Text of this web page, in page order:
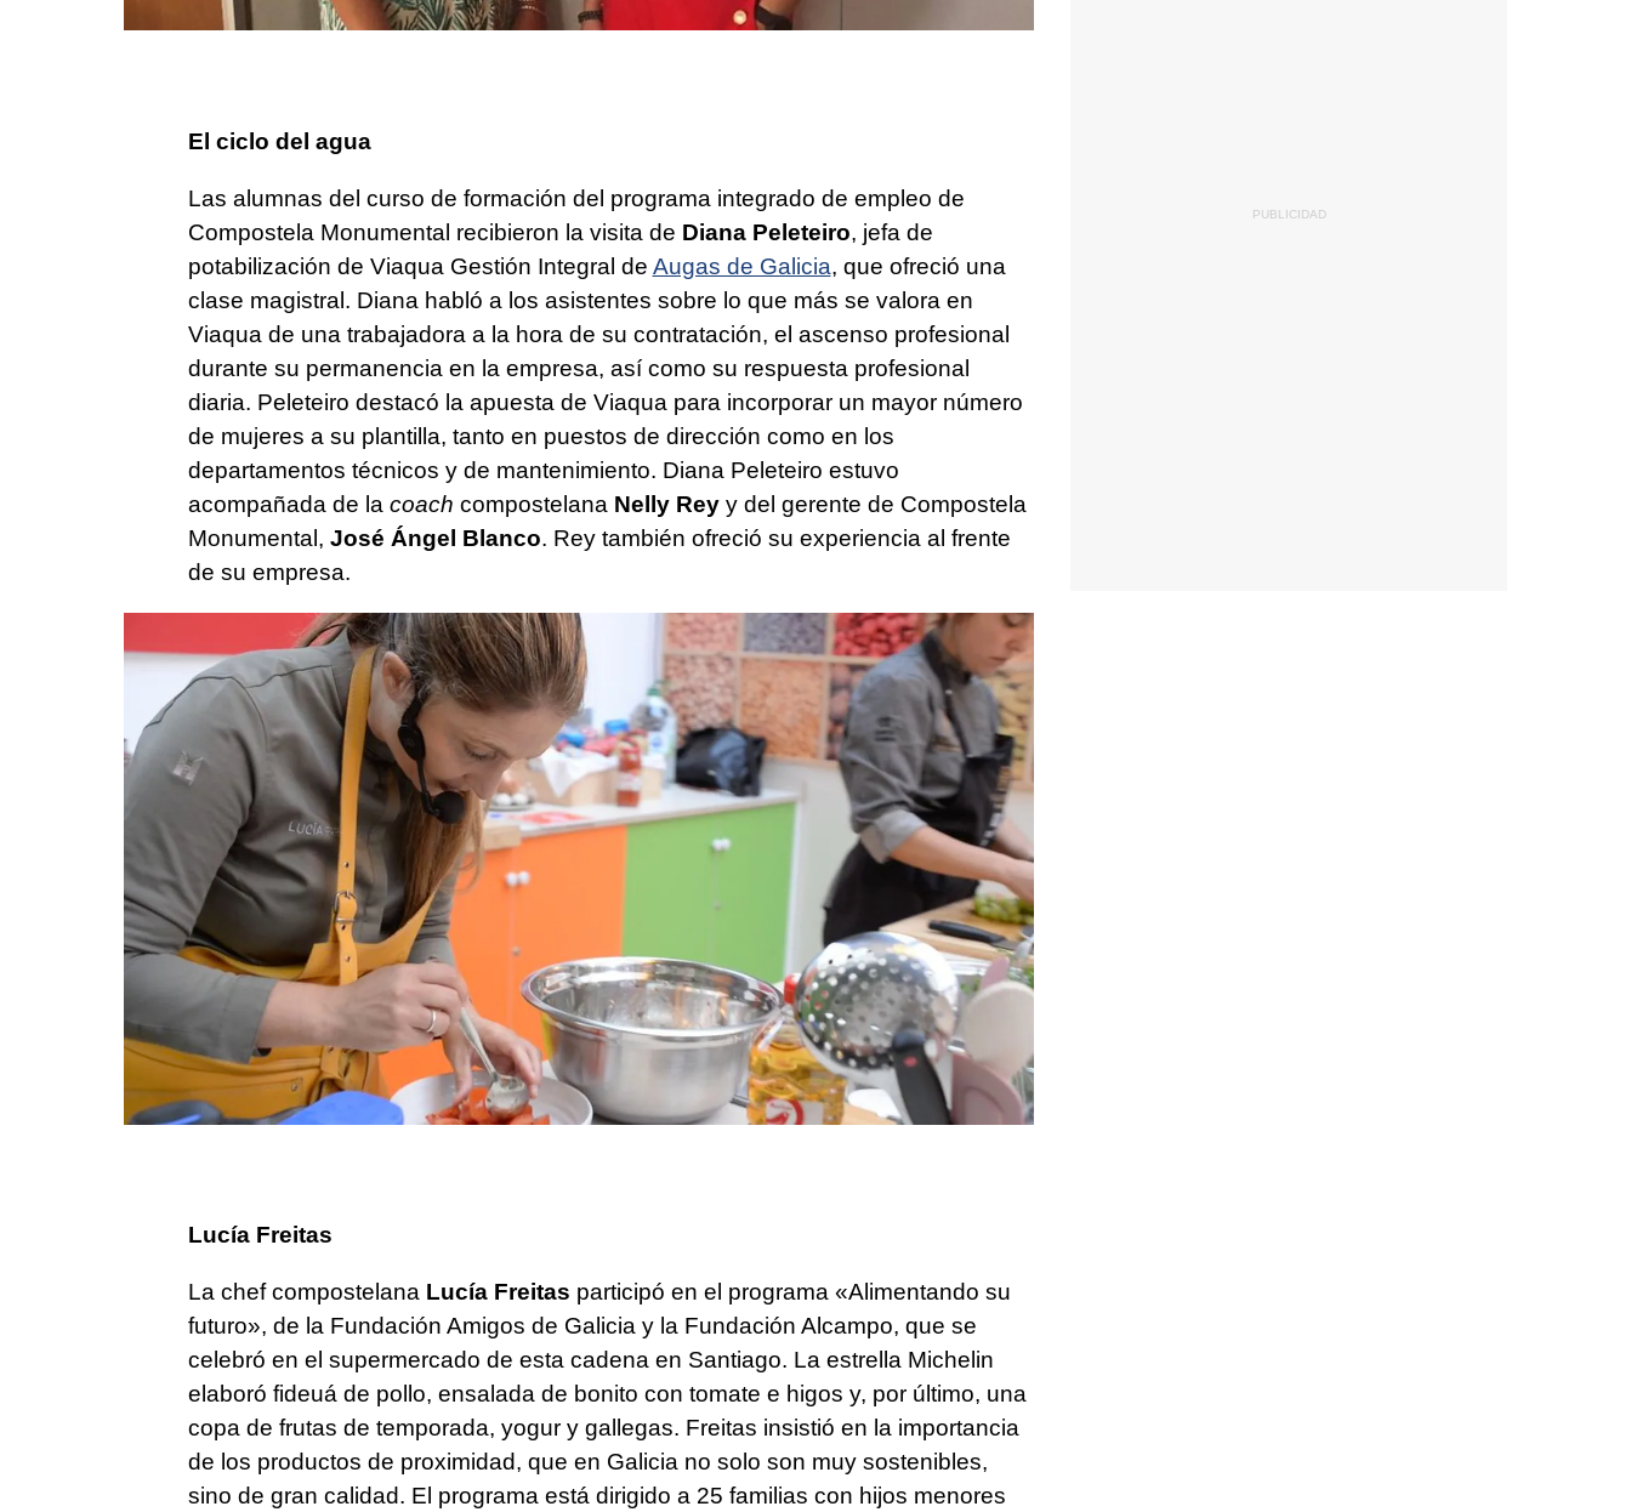
El ciclo del agua
Las alumnas del curso de formación del programa integrado de empleo de
Compostela Monumental recibieron la visita de Diana Peleteiro, jefa de
potabilización de Viaqua Gestión Integral de Augas de Galicia, que ofreció una
clase magistral. Diana habló a los asistentes sobre lo que más se valora en
Viaqua de una trabajadora a la hora de su contratación, el ascenso profesional
durante su permanencia en la empresa, así como su respuesta profesional
diaria. Peleteiro destacó la apuesta de Viaqua para incorporar un mayor número
de mujeres a su plantilla, tanto en puestos de dirección como en los
departamentos técnicos y de mantenimiento. Diana Peleteiro estuvo
acompañada de la coach compostelana Nelly Reyy del gerente de Compostela
Monumental, José Ángel Blanco. Rey también ofreció su experiencia al frente
de su empresa.
Lucía Freitas
La chef compostelana Lucía Freitas participó en el programa «Alimentando su
futuro», de la Fundación Amigos de Galicia y la Fundación Alcampo, que se
celebró en el supermercado de esta cadena en Santiago. La estrella Michelin
elaboró fideuá de pollo, ensalada de bonito con tomate e higos y, por último, una
copa de frutas de temporada, yogur y gallegas. Freitas insistió en la importancia
de los productos de proximidad, que en Galicia no solo son muy sostenibles,
sino de gran calidad. El programa está dirigido a 25 familias con hijos menores